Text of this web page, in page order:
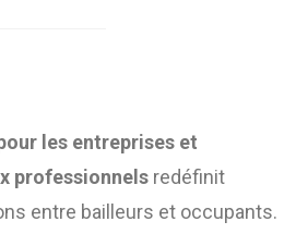
les entreprises et
professionnels redéfinit
entre bailleurs et occupants.